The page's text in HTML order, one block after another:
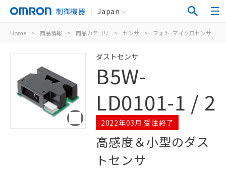
制御機器 Japan
Home > 商品情報 > 商品カテゴリ > センサ > フォト･マイクロセンサ
ダストセンサ
B5W-
LD0101-1 / 2
2022年03月 受注終了
高感度＆小型のダス
トセンサ